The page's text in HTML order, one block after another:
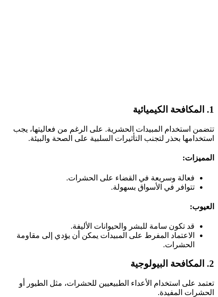
1. المكافحة الكيميائية
تتضمن استخدام المبيدات الحشرية. على الرغم من فعاليتها، يجب
استخدامها بحذر لتجنب التأثيرات السلبية على الصحة والبيئة.
المميزات:
فعالة وسريعة في القضاء على الحشرات.
تتوافر في الأسواق بسهولة.
العيوب:
قد تكون سامة للبشر والحيوانات الأليفة.
الاعتماد المفرط على المبيدات يمكن أن يؤدي إلى مقاومة
الحشرات.
2. المكافحة البيولوجية
تعتمد على استخدام الأعداء الطبيعيين للحشرات، مثل الطيور أو
الحشرات المفيدة.